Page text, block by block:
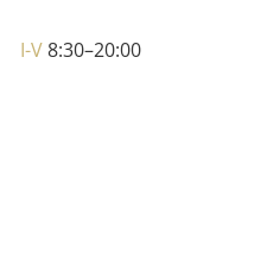
I-V8:30–20:00